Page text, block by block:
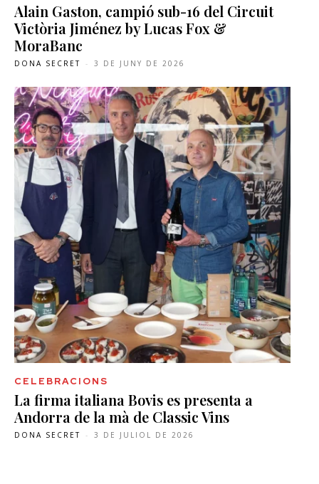
Alain Gaston, campió sub-16 del Circuit
Victòria Jiménez by Lucas Fox &
MoraBanc
DONA SECRET - 3 DE JUNY DE 2026
CELEBRACIONS
La firma italiana Bovis es presenta a
Andorra de la mà de Classic Vins
DONA SECRET - 3 DE JULIOL DE 2026